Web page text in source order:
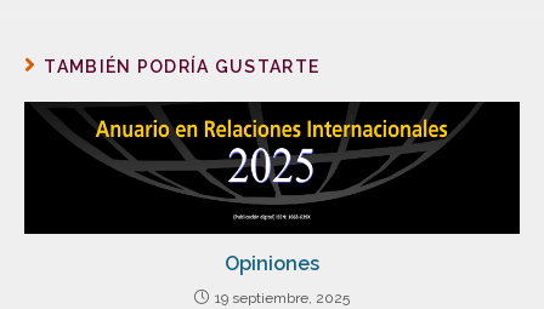
TAMBIÉN PODRÍA GUSTARTE
Opiniones
19 septiembre, 2025